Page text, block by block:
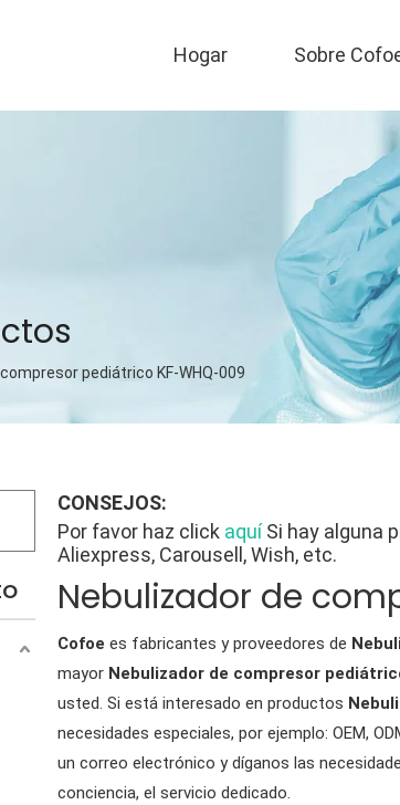
Hogar Sobre
pediátrico KF-WHQ-009
CONSEJOS:
Por favor haz click aquí Si hay alguna
Aliexpress, Carousell, Wish, etc.
Nebulizador de
Cofoe es fabricantes y proveedores de
mayor Nebulizador de compresor
usted. Si está interesado en productos
necesidades especiales, por ejemplo: OEM,
un correo electrónico y díganos las
conciencia, el servicio dedicado.